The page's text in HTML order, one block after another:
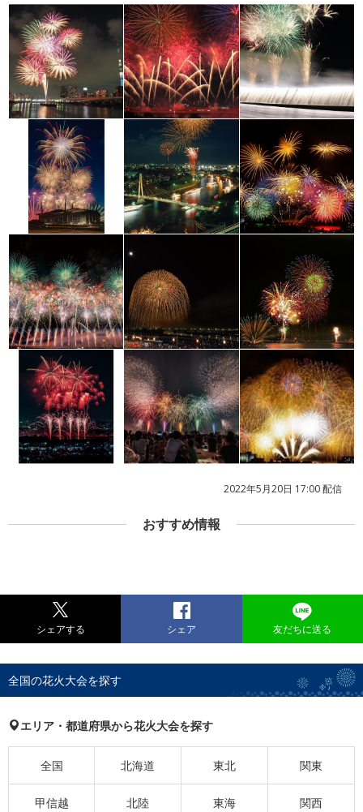
2022年5月20日 17:00 配信
おすすめ情報
シェアする シェア 友だちに送る
全国の花火大会を探す
エリア・都道府県から花火大会を探す
全国 北海道 東北 関東
甲信越 北陸 東海 関西